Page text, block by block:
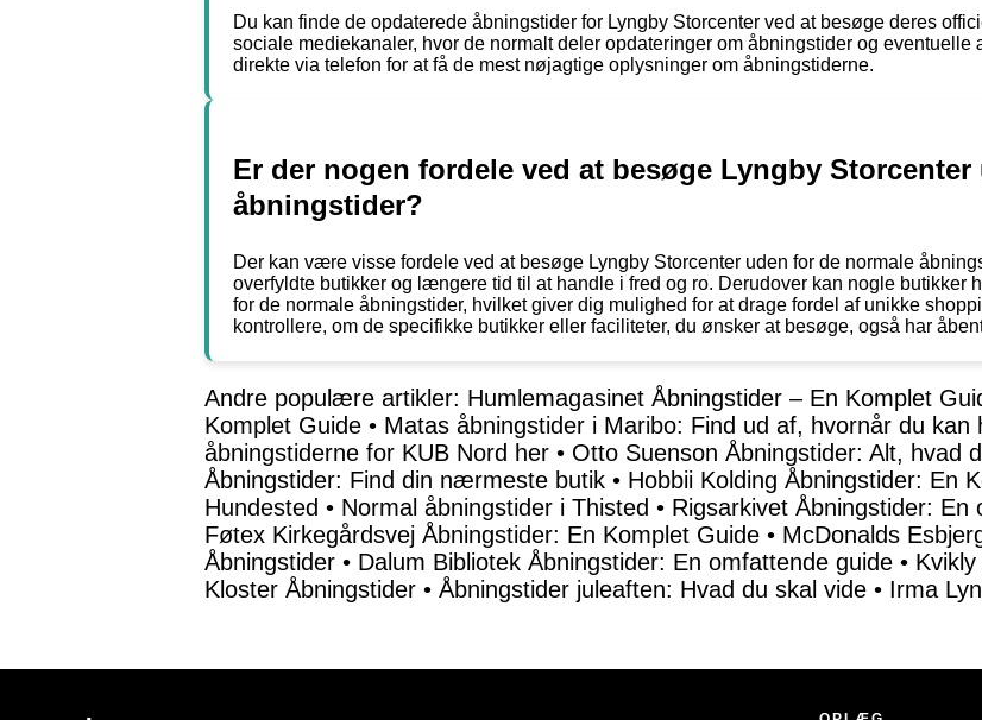
Du kan finde de opdaterede åbningstider for Lyngby Storcenter ved at besøge deres
sociale mediekanaler, hvor de normalt deler opdateringer om åbningstider og
direkte via telefon for at få de mest nøjagtige oplysninger om åbningstiderne.
Er der nogen fordele ved at besøge Lyngby
åbningstider?
Der kan være visse fordele ved at besøge Lyngby Storcenter uden for de normale
overfyldte butikker og længere tid til at handle i fred og ro. Derudover kan nogle butikker
for de normale åbningstider, hvilket giver dig mulighed for at drage fordel af unikke
kontrollere, om de specifikke butikker eller faciliteter, du ønsker at besøge, også har
Andre populære artikler: Humlemagasinet Åbningstider – En Komplet
Komplet Guide • Matas åbningstider i Maribo: Find ud af, hvornår du kan
åbningstiderne for KUB Nord her • Otto Suenson Åbningstider: Alt, hvad
Åbningstider: Find din nærmeste butik • Hobbii Kolding Åbningstider: En
Hundested • Normal åbningstider i Thisted • Rigsarkivet Åbningstider:
Føtex Kirkegårdsvej Åbningstider: En Komplet Guide • McDonalds
Åbningstider • Dalum Bibliotek Åbningstider: En omfattende guide •
Kloster Åbningstider • Åbningstider juleaften: Hvad du skal vide • Irma